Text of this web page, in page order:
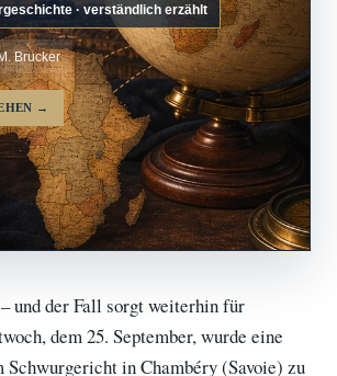
· verständlich erzählt
Brucker
→
und der Fall sorgt weiterhin für
dem 25. September, wurde eine
Schwurgericht in Chambéry (Savoie) zu